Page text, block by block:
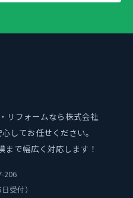
リフォームなら株式会社
してお任せください。
まで幅広く対応します！
206
受付）